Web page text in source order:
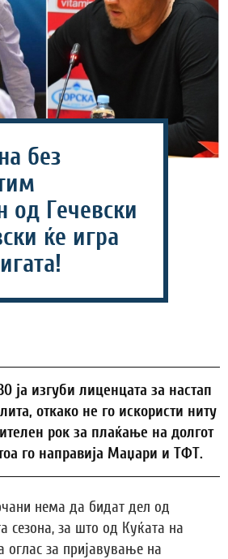
без
од Гечевски
ќе игра
ја изгуби лиценцата за настап
откако не го искористи ниту
рок за плаќање на долгот
го направија Маџари и ТФТ.
нема да бидат дел од
сезона, за што од Куќата на
за пријавување на